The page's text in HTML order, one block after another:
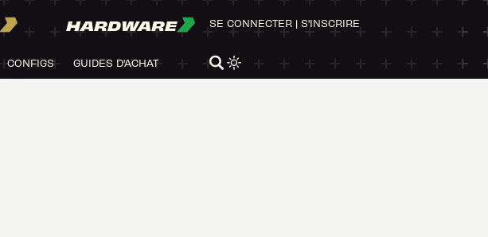
HARDWARE
CONFIGS GUIDES D'ACHAT
SE CONNECTER | S'INSCRIRE